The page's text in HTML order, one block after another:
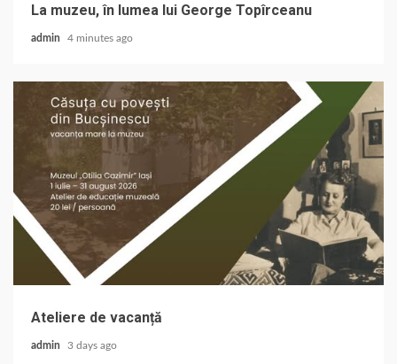
La muzeu, în lumea lui George Topîrceanu
admin 4 minutes ago
Ateliere de vacanță
admin 3 days ago